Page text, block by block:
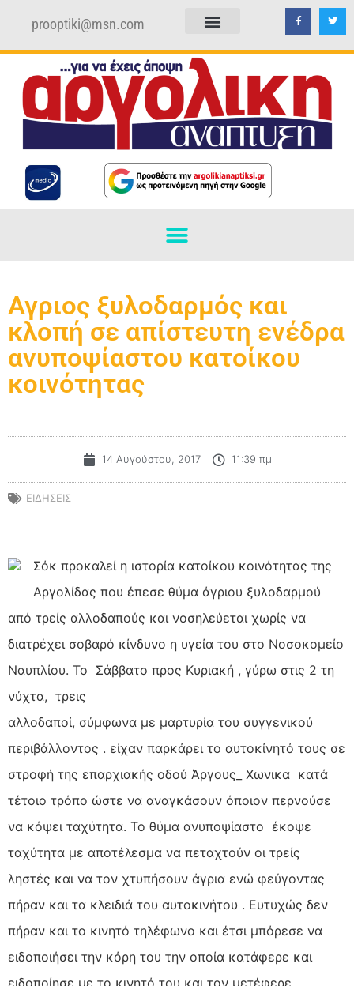
prooptiki@msn.com
Αγριος ξυλοδαρμός και
κλοπή σε απίστευτη ενέδρα
ανυποψίαστου κατοίκου
κοινότητας
14 Αυγούστου, 2017 11:39 πμ
ΕΙΔΗΣΕΙΣ
Σόκ προκαλεί η ιστορία κατοίκου κοινότητας της
Αργολίδας που έπεσε θύμα άγριου ξυλοδαρμού
από τρείς αλλοδαπούς και νοσηλεύεται χωρίς να
διατρέχει σοβαρό κίνδυνο η υγεία του στο Νοσοκομείο
Ναυπλίου. Το Σάββατο προς Κυριακή , γύρω στις 2 τη
νύχτα, τρεις
αλλοδαποί, σύμφωνα με μαρτυρία του συγγενικού
περιβάλλοντος . είχαν παρκάρει το αυτοκίνητό τους σε
στροφή της επαρχιακής οδού Άργους_ Χωνικα κατά
τέτοιο τρόπο ώστε να αναγκάσουν όποιον περνούσε
να κόψει ταχύτητα. Το θύμα ανυποψίαστο έκοψε
ταχύτητα με αποτέλεσμα να πεταχτούν οι τρείς
ληστές και να τον χτυπήσουν άγρια ενώ φεύγοντας
πήραν και τα κλειδιά του αυτοκινήτου . Ευτυχώς δεν
πήραν και το κινητό τηλέφωνο και έτσι μπόρεσε να
ειδοποιήσει την κόρη του την οποία κατάφερε και